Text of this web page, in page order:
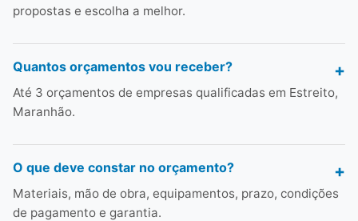
propostas e escolha a melhor.
Quantos orçamentos vou receber?
Até 3 orçamentos de empresas qualificadas em Estreito,
Maranhão.
O que deve constar no orçamento?
Materiais, mão de obra, equipamentos, prazo, condições
de pagamento e garantia.